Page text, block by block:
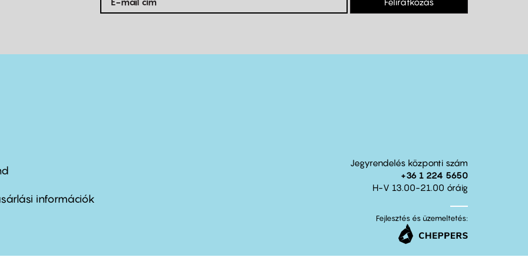
információk
Jegyrendelés központi szám
+36 1 224 5650
H-V 13.00-21.00 óráig
Fejlesztés és üzemeltetés: